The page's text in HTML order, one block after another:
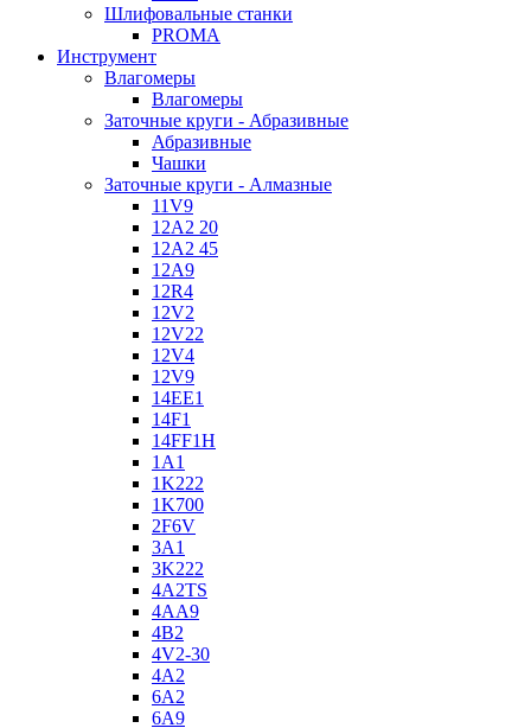
Шлифовальные станки
PROMA
Инструмент
Влагомеры
Влагомеры
Заточные круги - Абразивные
Абразивные
Чашки
Заточные круги - Алмазные
11V9
12A2 20
12A2 45
12A9
12R4
12V2
12V22
12V4
12V9
14EE1
14F1
14FF1H
1A1
1K222
1K700
2F6V
3A1
3K222
4A2TS
4AA9
4B2
4V2-30
4А2
6A2
6A9